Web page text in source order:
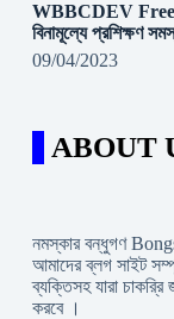
WBBCDEV Free
বিনামূল্যে প্রশিক্ষণ
09/04/2023
ABOUT
নমস্কার বন্ধুগণ
আমাদের ব্লগ সাইট
ব্যক্তিসহ যারা চাকরি্র
করবে ।